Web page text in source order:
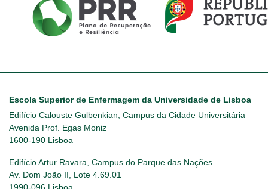
Escola Superior de Enfermagem da Universidade de Lisboa
Edifício Calouste Gulbenkian, Campus da Cidade Universitária
Avenida Prof. Egas Moniz
1600-190 Lisboa
Edifício Artur Ravara, Campus do Parque das Nações
Av. Dom João II, Lote 4.69.01
1990-096 Lisboa